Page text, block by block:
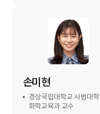
손미현
경상국립대학교 사범대학
화학교육과 교수